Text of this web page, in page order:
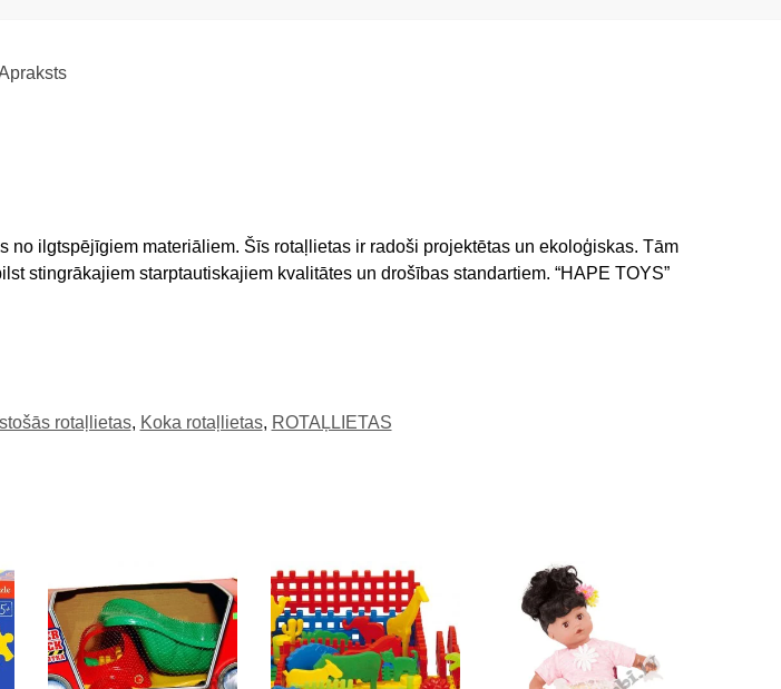
ilgtspējīgiem materiāliem. Šīs rotaļlietas ir radoši projektētas un ekoloģiskas. Tām
stingrākajiem starptautiskajiem kvalitātes un drošības standartiem. “HAPE TOYS”
rotaļlietas, Koka rotaļlietas, ROTAĻLIETAS